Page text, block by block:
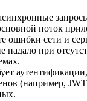
поток
ошибки сети и
падало при
(например,